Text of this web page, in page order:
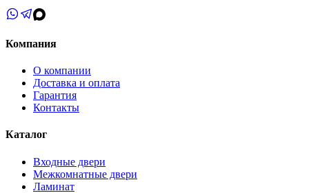
Компания
О компании
Доставка и оплата
Гарантия
Контакты
Каталог
Входные двери
Межкомнатные двери
Ламинат